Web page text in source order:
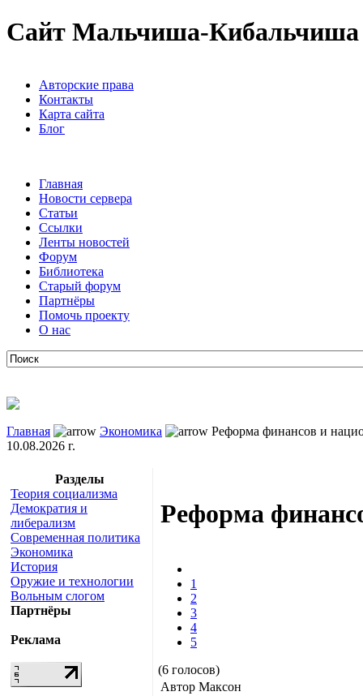
Сайт Мальчиша-Кибальчиша
Авторские права
Контакты
Карта сайта
Блог
Главная
Новости сервера
Статьи
Ссылки
Ленты новостей
Форум
Библиотека
Старый форум
Партнёры
Помочь проекту
О нас
Главная Экономика
Реформа финансов и
10.08.2026 г.
Разделы
Теория социализма
Демократия и
либерализм
Современная политика
Экономика
История
Оружие и технологии
Вольным слогом
Партнёры
Реклама
Реформа
1
2
3
4
5
(6 голосов)
Автор Максон